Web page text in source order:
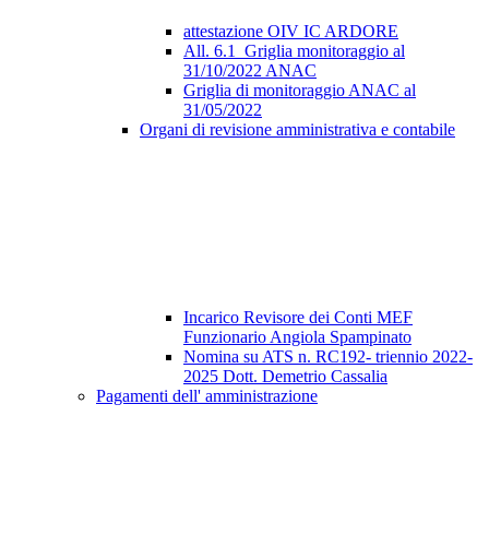
attestazione OIV IC ARDORE
All. 6.1_Griglia monitoraggio al
31/10/2022 ANAC
Griglia di monitoraggio ANAC al
31/05/2022
Organi di revisione amministrativa e contabile
Incarico Revisore dei Conti MEF
Funzionario Angiola Spampinato
Nomina su ATS n. RC192- triennio 2022-
2025 Dott. Demetrio Cassalia
Pagamenti dell' amministrazione